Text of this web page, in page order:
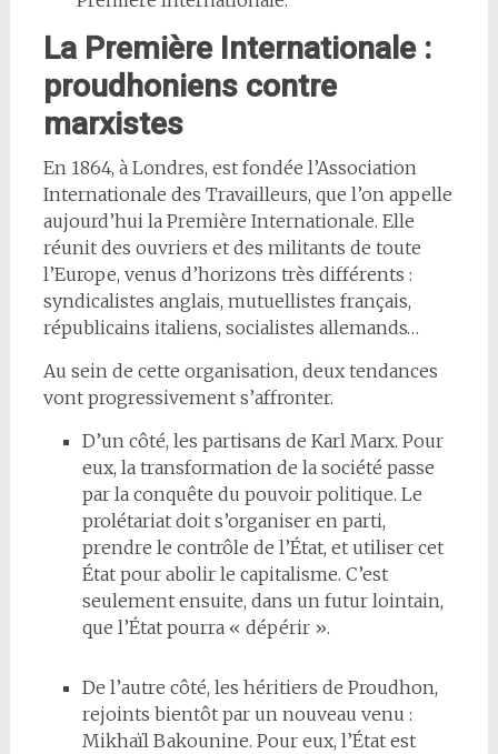
La Première Internationale :
proudhoniens contre
marxistes
En 1864, à Londres, est fondée l’Association
Internationale des Travailleurs, que l’on appelle
aujourd’hui la Première Internationale. Elle
réunit des ouvriers et des militants de toute
l’Europe, venus d’horizons très différents :
syndicalistes anglais, mutuellistes français,
républicains italiens, socialistes allemands…
Au sein de cette organisation, deux tendances
vont progressivement s’affronter.
D’un côté, les partisans de Karl Marx. Pour
eux, la transformation de la société passe
par la conquête du pouvoir politique. Le
prolétariat doit s’organiser en parti,
prendre le contrôle de l’État, et utiliser cet
État pour abolir le capitalisme. C’est
seulement ensuite, dans un futur lointain,
que l’État pourra « dépérir ».
De l’autre côté, les héritiers de Proudhon,
rejoints bientôt par un nouveau venu :
Mikhaïl Bakounine. Pour eux, l’État est